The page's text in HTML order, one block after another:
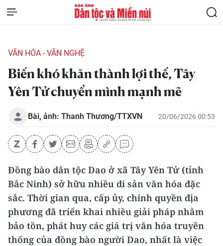
VĂN HÓA - VĂN NGHỆ
Biến khó khăn thành lợi thế, Tây
Yên Tử chuyển mình mạnh mẽ
Bài, ảnh: Thanh Thương/TTXVN 20/06/2026 00:53
Đồng bào dân tộc Dao ở xã Tây Yên Tử (tỉnh
Bắc Ninh) sở hữu nhiều di sản văn hóa đặc
sắc. Thời gian qua, cấp ủy, chính quyền địa
phương đã triển khai nhiều giải pháp nhằm
bảo tồn, phát huy các giá trị văn hóa truyền
thống của đồng bào người Dao, nhất là việc